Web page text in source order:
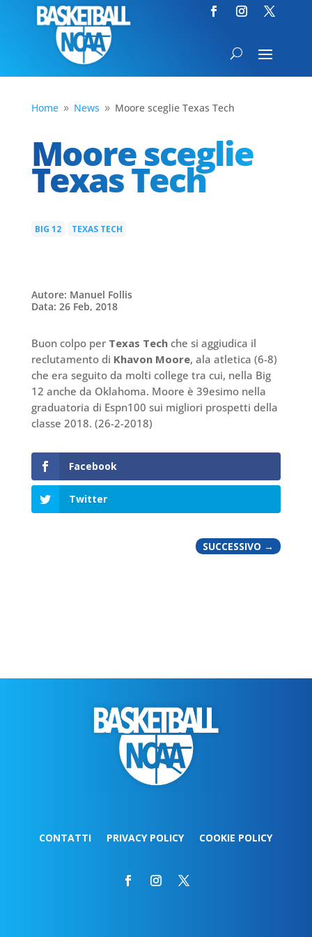
Home 9 News 9 Moore sceglie Texas Tech
Moore sceglie
Texas Tech
BIG 12 TEXAS TECH
Autore: Manuel Follis
Data: 26 Feb, 2018
Buon colpo per Texas Techche si aggiudica il
reclutamento di Khavon Moore, ala atletica (6-8)
che era seguito da molti college tra cui, nella Big
12 anche da Oklahoma. Moore è 39esimo nella
graduatoria di Espn100 sui migliori prospetti della
classe 2018. (26-2-2018)
Facebook
Twitter
SUCCESSIVO →
CONTATTI PRIVACY POLICY COOKIE POLICY